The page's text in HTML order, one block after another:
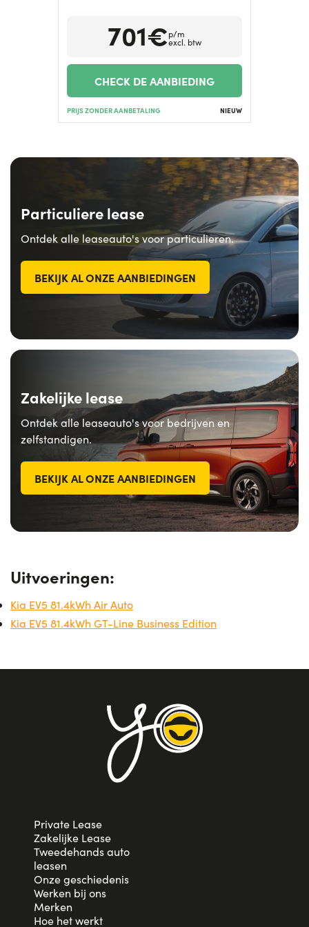
701€p/m
excl. btw
CHECK DE AANBIEDING
PRIJS ZONDER AANBETALING NIEUW
Particuliere lease
Ontdek alle leaseauto's voor particulieren.
BEKIJK AL ONZE AANBIEDINGEN
Zakelijke lease
Ontdek alle leaseauto's voor bedrijven en
zelfstandigen.
BEKIJK AL ONZE AANBIEDINGEN
Uitvoeringen:
Kia EV5 81.4kWh Air Auto
Kia EV5 81.4kWh GT-Line Business Edition
Private Lease
Zakelijke Lease
Tweedehands auto
leasen
Onze geschiedenis
Werken bij ons
Merken
Hoe het werkt